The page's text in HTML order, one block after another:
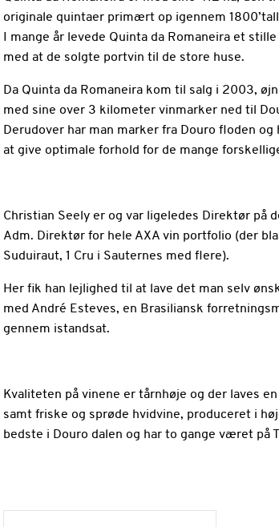
originale quintaer primært op igennem
I mange år levede Quinta da Romaneira et
med at de solgte portvin til de store huse.
Da Quinta da Romaneira kom til salg i 2003,
med sine over 3 kilometer vinmarker ned til
Derudover har man marker fra Douro floden
at give optimale forhold for de mange
Christian Seely er og var ligeledes Direktør på
Adm. Direktør for hele AXA vin portfolio (der
Suduiraut, 1 Cru i Sauternes med flere).
Her fik han lejlighed til at lave det man selv
med André Esteves, en Brasiliansk
gennem istandsat.
Kvaliteten på vinene er tårnhøje og der laves
samt friske og sprøde hvidvine, produceret i
bedste i Douro dalen og har to gange været på